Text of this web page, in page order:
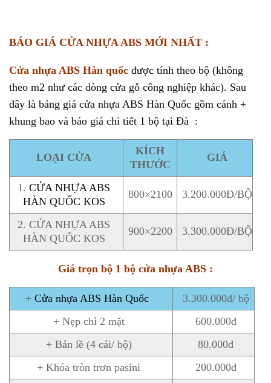
BÁO GIÁ CỬA NHỰA ABS MỚI NHẤT :
Cửa nhựa ABS Hàn quốc được tính theo bộ (không
theo m2 như các dòng cửa gỗ công nghiệp khác). Sau
đây là bảng giá cửa nhựa ABS Hàn Quốc gồm cánh +
khung bao và báo giá chi tiết 1 bộ tại Đà :
LOẠI CỬA
KÍCH
THƯỚC
GIÁ
1.CỬA NHỰA ABS
HÀN QUỐC KOS
800×2100 3.200.000Đ/BỘ
2. CỬA NHỰA ABS
HÀN QUỐC KOS
900×2200 3.300.000Đ/BỘ
Giá trọn bộ 1 bộ cửa nhựa ABS :
+Cửa nhựa ABS Hàn Quốc
3.300.000đ/ bộ
+ Nẹp chỉ 2 mặt
600.000đ
+ Bản lề (4 cái/ bộ)
80.000đ
+ Khóa tròn trơn pasini
200.000đ